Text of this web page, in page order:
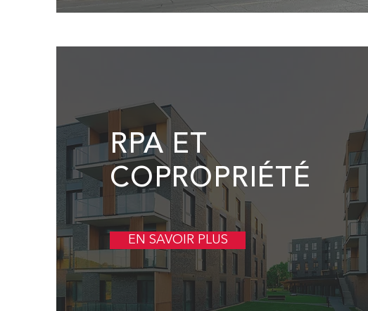
RPA ET
COPROPRIÉTÉ
EN SAVOIR PLUS